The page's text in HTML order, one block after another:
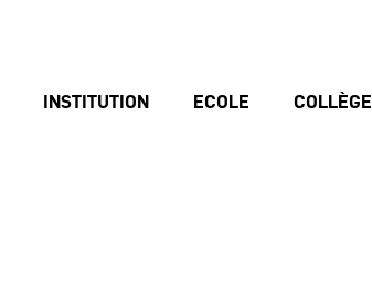
INSTITUTION ECOLE COLLÈGE